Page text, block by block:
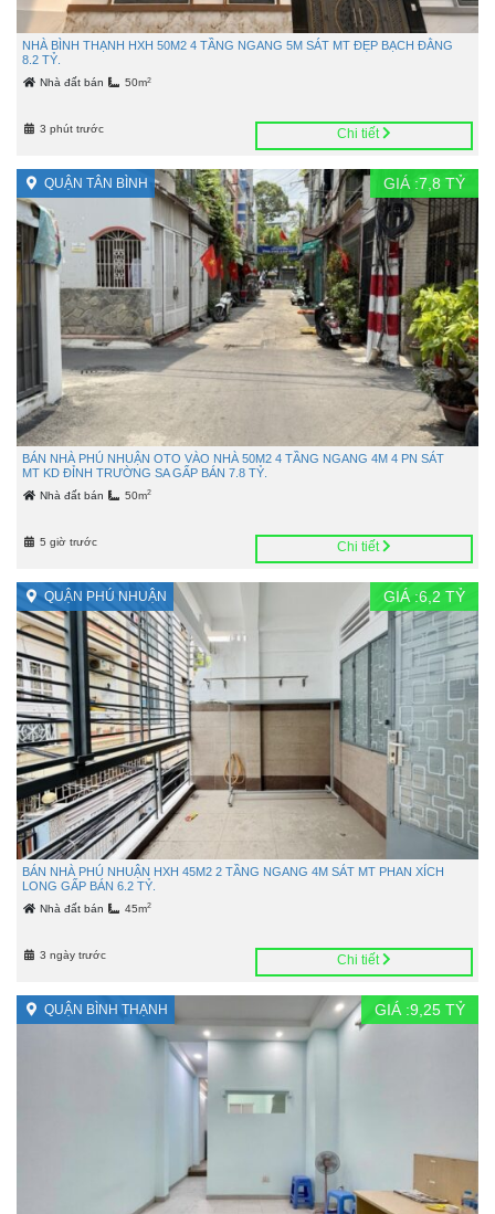
NHÀ BÌNH THẠNH HXH 50M2 4 TẦNG NGANG 5M SÁT MT ĐẸP BẠCH ĐẰNG
8.2 TỶ.
Nhà đất bán 50m2
3 phút trước Chi tiết
QUẬN TÂN BÌNH GIÁ :7,8 TỶ
BÁN NHÀ PHÚ NHUẬN OTO VÀO NHÀ 50M2 4 TẦNG NGANG 4M 4 PN SÁT
MT KD ĐỈNH TRƯỜNG SA GẤP BÁN 7.8 TỶ.
Nhà đất bán 50m2
5 giờ trước Chi tiết
QUẬN PHÚ NHUẬN GIÁ :6,2 TỶ
BÁN NHÀ PHÚ NHUẬN HXH 45M2 2 TẦNG NGANG 4M SÁT MT PHAN XÍCH
LONG GẤP BÁN 6.2 TỶ.
Nhà đất bán 45m2
3 ngày trước Chi tiết
QUẬN BÌNH THẠNH GIÁ :9,25 TỶ